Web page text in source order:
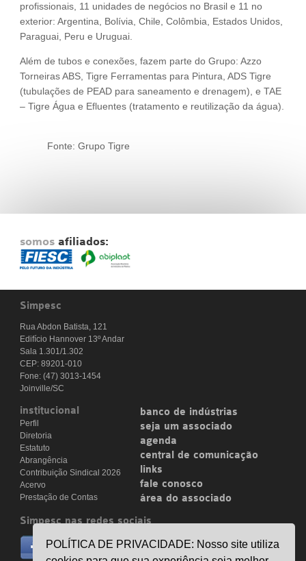
profissionais, 11 unidades de negócios no Brasil e 11 no
exterior: Argentina, Bolívia, Chile, Colômbia, Estados Unidos,
Paraguai, Peru e Uruguai.
Além de tubos e conexões, fazem parte do Grupo: Azzo
Torneiras ABS, Tigre Ferramentas para Pintura, ADS Tigre
(tubulações de PEAD para saneamento e drenagem), e TAE
– Tigre Água e Efluentes (tratamento e reutilização da água).
Fonte: Grupo Tigre
somos afiliados:
Simpesc
Rua Abdon Batista, 121
Edifício Hannover 13º Andar
Sala 1.301/1.302
CEP: 89201-010
Fone: (47) 3013-1454
Joinville/SC
institucional
Perfil
Diretoria
Estatuto
Abrangência
Contribuição Sindical 2026
Acervo
Prestação de Contas
banco de indústrias
seja um associado
agenda
central de comunicação
links
fale conosco
área do associado
Simpesc nas redes sociais
no facebook
/simpesc
POLÍTICA DE PRIVACIDADE: Nosso site utiliza